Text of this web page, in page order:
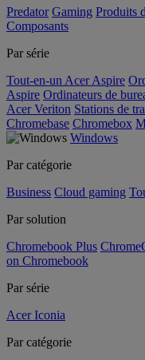
Predator Gaming Produits
Composants
Par série
Tout-en-un Acer Aspire
Aspire Ordinateurs de
Acer Veriton Stations de
Chromebase Chromebox
Windows
Par catégorie
Business Cloud gaming
Par solution
Chromebook Plus
on Chromebook
Par série
Acer Iconia
Par catégorie